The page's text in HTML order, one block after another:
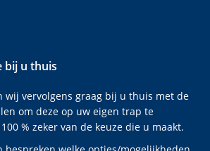
bij u thuis
wij vervolgens graag bij u thuis met de
om deze op uw eigen trap te
% zeker van de keuze die u maakt.